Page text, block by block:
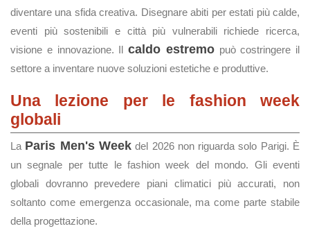
diventare una sfida creativa. Disegnare abiti per estati più calde,
eventi più sostenibili e città più vulnerabili richiede ricerca,
visione e innovazione. Il caldo estremopuò costringere il
settore a inventare nuove soluzioni estetiche e produttive.
Una lezione per le fashion week
globali
La Paris Men's Weekdel 2026 non riguarda solo Parigi. È
un segnale per tutte le fashion week del mondo. Gli eventi
globali dovranno prevedere piani climatici più accurati, non
soltanto come emergenza occasionale, ma come parte stabile
della progettazione.